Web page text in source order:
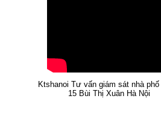
Ktshanoi Tư vấn giám sát nhà
15 Bùi Thị Xuân Hà Nội